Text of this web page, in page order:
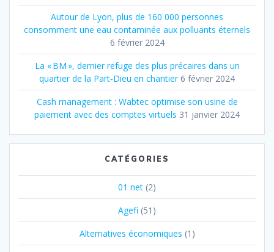
Autour de Lyon, plus de 160 000 personnes
consomment une eau contaminée aux polluants éternels
6 février 2024
La « BM », dernier refuge des plus précaires dans un
quartier de la Part‐Dieu en chantier 6 février 2024
Cash management : Wabtec optimise son usine de
paiement avec des comptes virtuels 31 janvier 2024
CATÉGORIES
01 net (2)
Agefi (51)
Alternatives économiques (1)